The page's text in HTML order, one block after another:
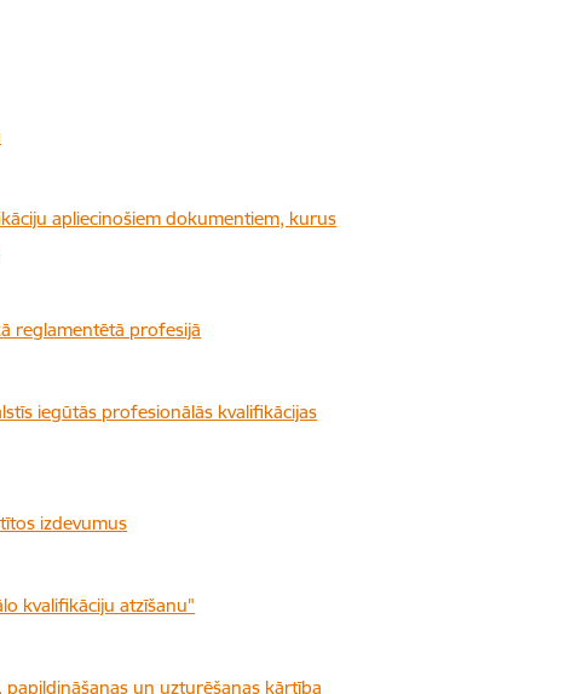
apliecinošiem dokumentiem, kurus
reglamentētā profesijā
iegūtās profesionālās kvalifikācijas
izdevumus
kvalifikāciju atzīšanu"
un uzturēšanas kārtība